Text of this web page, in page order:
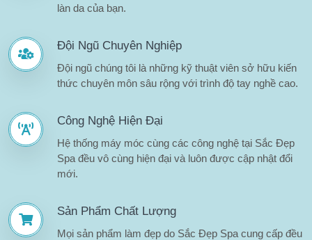
làn da của bạn.
Đội Ngũ Chuyên Nghiệp
Đội ngũ chúng tôi là những kỹ thuật viên sở hữu kiến
thức chuyên môn sâu rộng với trình độ tay nghề cao.
Công Nghệ Hiện Đại
Hệ thống máy móc cùng các công nghệ tại Sắc Đẹp
Spa đều vô cùng hiện đại và luôn được cập nhật đổi
mới.
Sản Phẩm Chất Lượng
Mọi sản phẩm làm đẹp do Sắc Đẹp Spa cung cấp đều